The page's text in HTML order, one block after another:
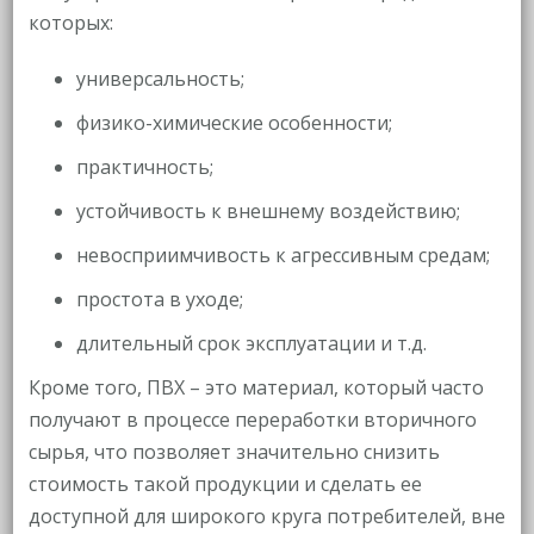
которых:
универсальность;
физико-химические особенности;
практичность;
устойчивость к внешнему воздействию;
невосприимчивость к агрессивным средам;
простота в уходе;
длительный срок эксплуатации и т.д.
Кроме того, ПВХ – это материал, который часто
получают в процессе переработки вторичного
сырья, что позволяет значительно снизить
стоимость такой продукции и сделать ее
доступной для широкого круга потребителей, вне